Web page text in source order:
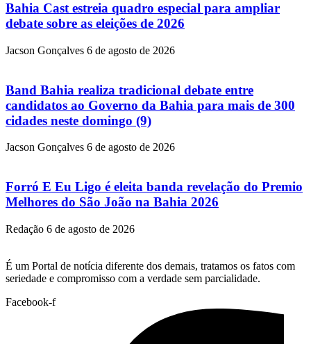
Bahia Cast estreia quadro especial para ampliar
debate sobre as eleições de 2026
Jacson Gonçalves 6 de agosto de 2026
Band Bahia realiza tradicional debate entre
candidatos ao Governo da Bahia para mais de 300
cidades neste domingo (9)
Jacson Gonçalves 6 de agosto de 2026
Forró E Eu Ligo é eleita banda revelação do Premio
Melhores do São João na Bahia 2026
Redação 6 de agosto de 2026
É um Portal de notícia diferente dos demais, tratamos os fatos com
seriedade e compromisso com a verdade sem parcialidade.
Facebook-f